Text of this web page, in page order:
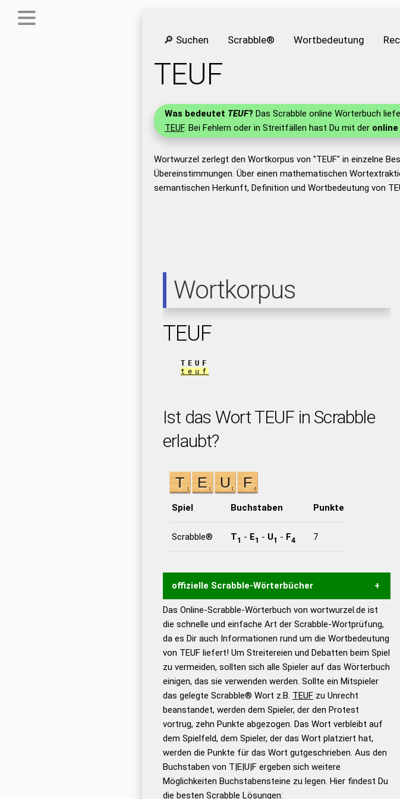
🔎 Suchen Scrabble® Wortbedeutung
TEUF
Was bedeutet TEUF? Das Scrabble online Wörterbuch
TEUF. Bei Fehlern oder in Streitfällen hast Du mit der
Wortwurzel zerlegt den Wortkorpus von "TEUF" in einzelne
Übereinstimmungen. Über einen mathematischen
semantischen Herkunft, Definition und Wortbedeutung von
Wortkorpus
TEUF
TEUF
teuf
Ist das Wort TEUF in Scrabble
erlaubt?
Spiel Buchstaben Punkte
Scrabble® T1 - E1 - U1 - F4 7
offizielle Scrabble-Wörterbücher
Wortwurzel liefert mit Hilfe eines semantischen
Wortanalyse-Algorithmus gute Anhaltspunkte zu
Wortbedeutung, Worttrennung und Wortform, um die
Gültigkeit eines Wortes für das Scrabble-Spiel zu
bestimmen!
zugelassene Turnier Scrabble-
Wörterbücher sind:
Duden – Standardwerk in 12
Bänden
Duden – Richtiges und gutes
Deutsch
Duden – Die deutsche Grammatik
Das Online-Scrabble-Wörterbuch von wortwurzel.de ist
die schnelle und einfache Art der Scrabble-Wortprüfung,
da es Dir auch Informationen rund um die Wortbedeutung
von TEUF liefert! Um Streitereien und Debatten beim Spiel
zu vermeiden, sollten sich alle Spieler auf das Wörterbuch
einigen, das sie verwenden werden. Sollte ein Mitspieler
das gelegte Scrabble® Wort z.B. TEUFzu Unrecht
beanstandet, werden dem Spieler, der den Protest
vortrug, zehn Punkte abgezogen. Das Wort verbleibt auf
dem Spielfeld, dem Spieler, der das Wort platziert hat,
werden die Punkte für das Wort gutgeschrieben. Aus den
Buchstaben von T|E|U|F ergeben sich weitere
Möglichkeiten Buchstabensteine zu legen. Hier findest Du
die besten Scrabble Lösungen: